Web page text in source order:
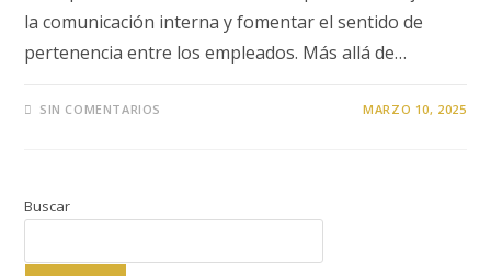
la comunicación interna y fomentar el sentido de
pertenencia entre los empleados. Más allá de…
SIN COMENTARIOS MARZO 10, 2025
Buscar